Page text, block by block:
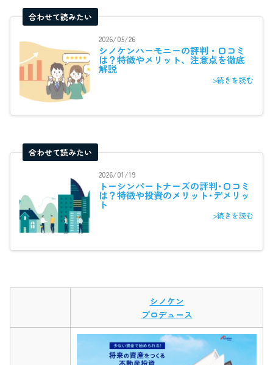
合わせて読みたい
2026/05/26
シノケンハーモニーの評判・口コミ
は？特徴やメリット、注意点を徹底
解説
>続きを読む
合わせて読みたい
2026/01/19
トーシンパートナーズの評判･口コミ
は？特徴や投資のメリット･デメリッ
ト
>続きを読む
シノケン
プロデュース